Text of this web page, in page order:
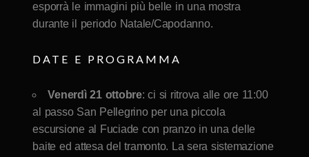
esporrà le immagini più belle in una mostra
durante il periodo Natale/Capodanno.
DATE E PROGRAMMA
Venerdì 21 ottobre: ci si ritrova alle ore 11:00
al passo San Pellegrino per una piccola
escursione al Fuciade con pranzo in una delle
baite ed attesa del tramonto. La sera sistemazione